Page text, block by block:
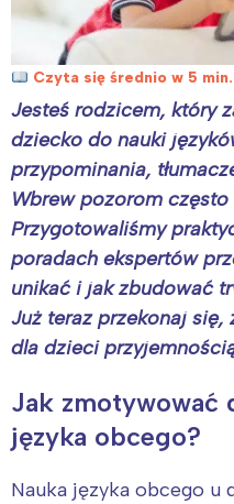
Czyta się średnio w 5 min.
Jesteś rodzicem, który
dziecko do nauki
przypominania,
Wbrew pozorom
Przygotowaliśmy
poradach ekspertów
unikać i jak zbudować
Już teraz przekonaj się,
dla dzieci
Jak zmotywować
języka obcego?
Nauka języka obcego u